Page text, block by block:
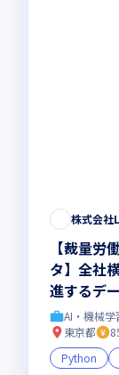
株式会社
【裁量労
タ】全社
進するデ
AI・機械
東京都
Python